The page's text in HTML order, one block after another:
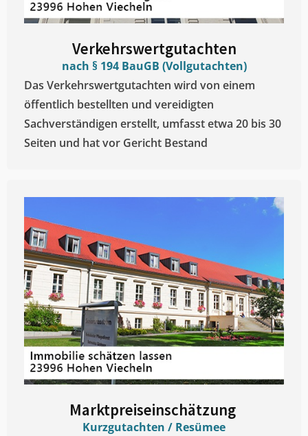
Verkehrswertgutachten
nach § 194 BauGB (Vollgutachten)
Das Verkehrswertgutachten wird von einem
öffentlich bestellten und vereidigten
Sachverständigen erstellt, umfasst etwa 20 bis 30
Seiten und hat vor Gericht Bestand
Marktpreiseinschätzung ​
Kurzgutachten / Resümee